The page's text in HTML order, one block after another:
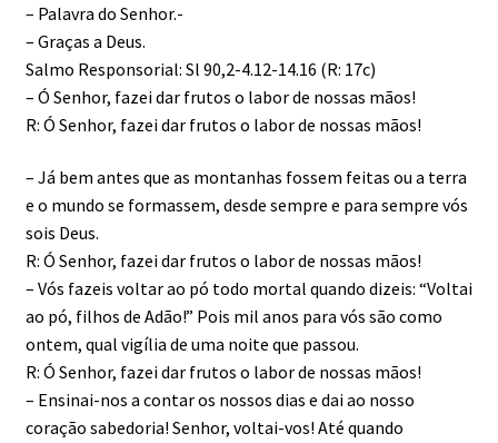
– Palavra do Senhor.-
– Graças a Deus.
Salmo Responsorial: Sl 90,2-4.12-14.16 (R: 17c)
– Ó Senhor, fazei dar frutos o labor de nossas mãos!
R: Ó Senhor, fazei dar frutos o labor de nossas mãos!
– Já bem antes que as montanhas fossem feitas ou a terra
e o mundo se formassem, desde sempre e para sempre vós
sois Deus.
R: Ó Senhor, fazei dar frutos o labor de nossas mãos!
– Vós fazeis voltar ao pó todo mortal quando dizeis: “Voltai
ao pó, filhos de Adão!” Pois mil anos para vós são como
ontem, qual vigília de uma noite que passou.
R: Ó Senhor, fazei dar frutos o labor de nossas mãos!
– Ensinai-nos a contar os nossos dias e dai ao nosso
coração sabedoria! Senhor, voltai-vos! Até quando